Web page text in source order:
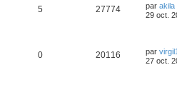
5 27774 par akila
29 oct.
0 20116 par
27 oct.